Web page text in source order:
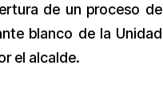
de un proceso de
blanco de la Unidad
el alcalde.